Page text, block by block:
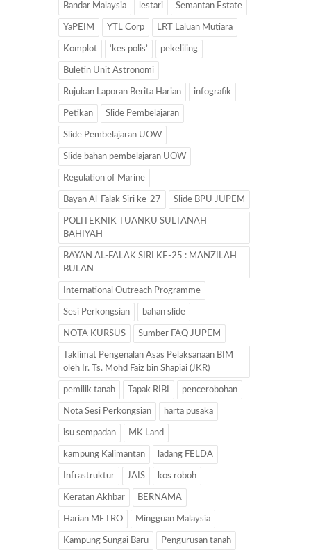
Bandar Malaysia lestari Semantan Estate
YaPEIM YTL Corp LRT Laluan Mutiara
Komplot ‘kes polis’ pekeliling
Buletin Unit Astronomi
Rujukan Laporan Berita Harian infografik
Petikan Slide Pembelajaran
Slide Pembelajaran UOW
Slide bahan pembelajaran UOW
Regulation of Marine
Bayan Al-Falak Siri ke-27 Slide BPU JUPEM
POLITEKNIK TUANKU SULTANAH
BAHIYAH
BAYAN AL-FALAK SIRI KE-25 : MANZILAH
BULAN
International Outreach Programme
Sesi Perkongsian bahan slide
NOTA KURSUS Sumber FAQ JUPEM
Taklimat Pengenalan Asas Pelaksanaan BIM
oleh Ir. Ts. Mohd Faiz bin Shapiai (JKR)
pemilik tanah Tapak RIBI pencerobohan
Nota Sesi Perkongsian harta pusaka
isu sempadan MK Land
kampung Kalimantan ladang FELDA
Infrastruktur JAIS kos roboh
Keratan Akhbar BERNAMA
Harian METRO Mingguan Malaysia
Kampung Sungai Baru Pengurusan tanah